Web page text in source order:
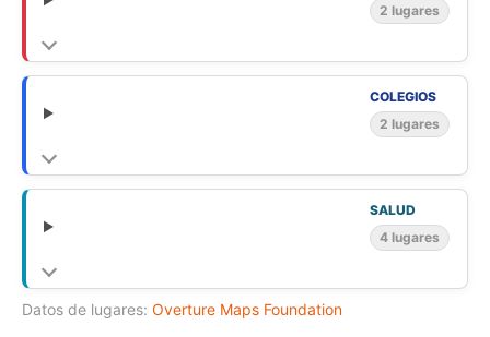
2 lugares
COLEGIOS
2 lugares
SALUD
4 lugares
Datos de lugares: Overture Maps Foundation